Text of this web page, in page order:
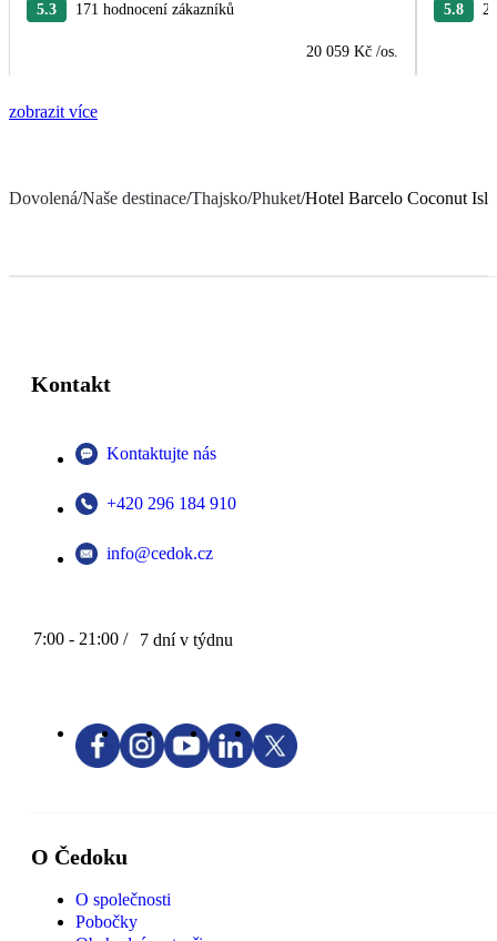
5.3 171 hodnocení zákazníků
20 059 Kč /os.
5.8
zobrazit více
Dovolená/Naše destinace/Thajsko/Phuket/Hotel Barcelo Coconut
Kontakt
Kontaktujte nás
+420 296 184 910
info@cedok.cz
7:00 - 21:00 / 7 dní v týdnu
O Čedoku
O společnosti
Pobočky